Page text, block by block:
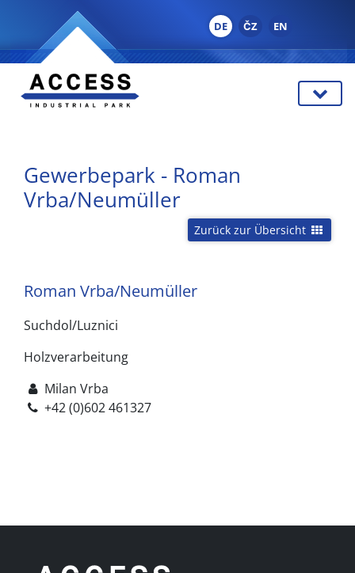
DE ČZ EN
Gewerbepark - Roman
Vrba/Neumüller
Zurück zur Übersicht
Roman Vrba/Neumüller
Suchdol/Luznici
Holzverarbeitung
Milan Vrba
+42 (0)602 461327